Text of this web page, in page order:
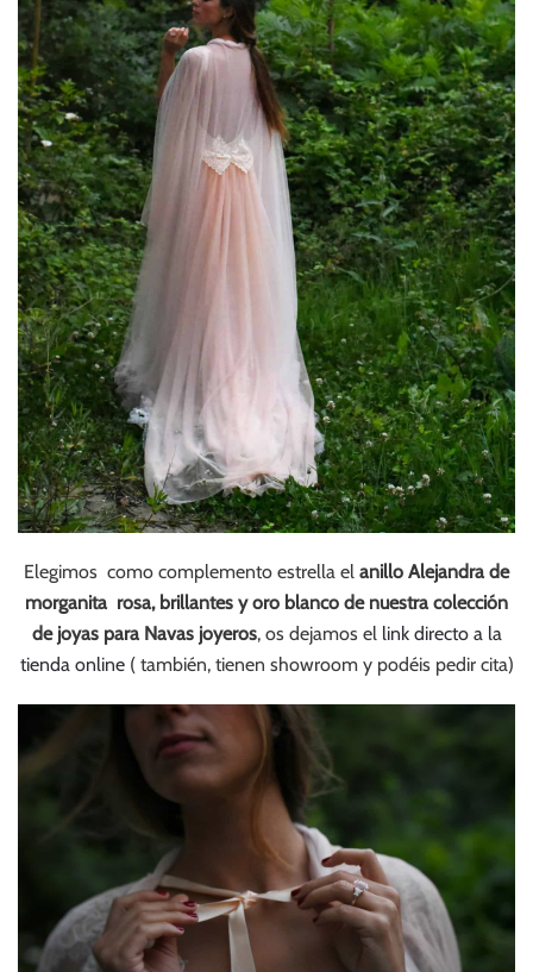
Elegimos como complemento estrella el anillo Alejandra de
morganita rosa, brillantes y oro blanco de nuestra colección
de joyas para Navas joyeros, os dejamos el link directo a la
tienda online( también, tienen showroom y podéis pedir cita)